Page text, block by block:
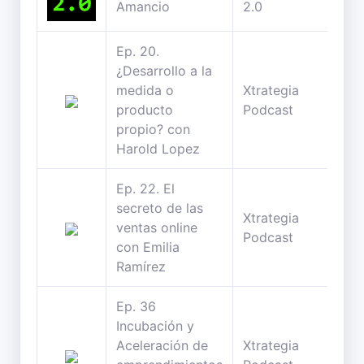
Amancio 2.0
Ep. 20.
¿Desarrollo a la
medida o
producto
propio? con
Harold Lopez
Xtrategia
Podcast
Ep. 22. El
secreto de las
ventas online
con Emilia
Ramírez
Xtrategia
Podcast
Ep. 36
Incubación y
Aceleración de
Xtrategia